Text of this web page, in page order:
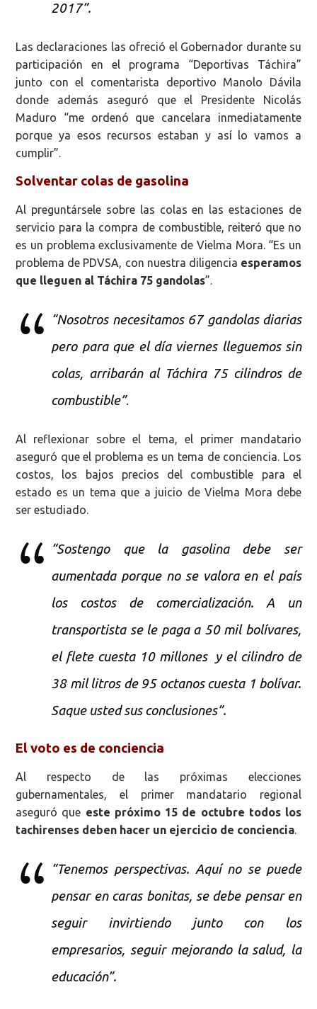
2017”.
Las declaraciones las ofreció el Gobernador durante su
participación en el programa “Deportivas Táchira”
junto con el comentarista deportivo Manolo Dávila
donde además aseguró que el Presidente Nicolás
Maduro “me ordenó que cancelara inmediatamente
porque ya esos recursos estaban y así lo vamos a
cumplir”.
Solventar colas de gasolina
Al preguntársele sobre las colas en las estaciones de
servicio para la compra de combustible, reiteró que no
es un problema exclusivamente de Vielma Mora. “Es un
problema de PDVSA, con nuestra diligencia esperamos
que lleguen al Táchira 75 gandolas”.
“Nosotros necesitamos 67 gandolas diarias
pero para que el día viernes lleguemos sin
colas, arribarán al Táchira 75 cilindros de
combustible”.
Al reflexionar sobre el tema, el primer mandatario
aseguró que el problema es un tema de conciencia. Los
costos, los bajos precios del combustible para el
estado es un tema que a juicio de Vielma Mora debe
ser estudiado.
“Sostengo que la gasolina debe ser
aumentada porque no se valora en el país
los costos de comercialización. A un
transportista se le paga a 50 mil bolívares,
el flete cuesta 10 millones y el cilindro de
38 mil litros de 95 octanos cuesta 1 bolívar.
Saque usted sus conclusiones”.
El voto es de conciencia
Al respecto de las próximas elecciones
gubernamentales, el primer mandatario regional
aseguró que este próximo 15 de octubre todos los
tachirenses deben hacer un ejercicio de conciencia.
“Tenemos perspectivas. Aquí no se puede
pensar en caras bonitas, se debe pensar en
seguir invirtiendo junto con los
empresarios, seguir mejorando la salud, la
educación”.